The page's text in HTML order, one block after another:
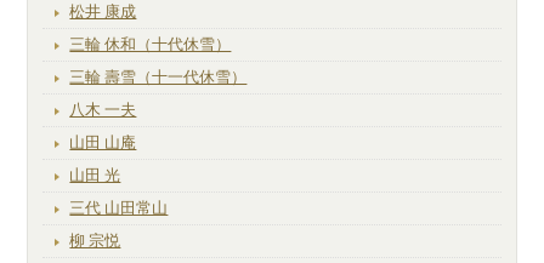
松井 康成
三輪 休和（十代休雪）
三輪 壽雪（十一代休雪）
八木 一夫
山田 山庵
山田 光
三代 山田常山
柳 宗悦